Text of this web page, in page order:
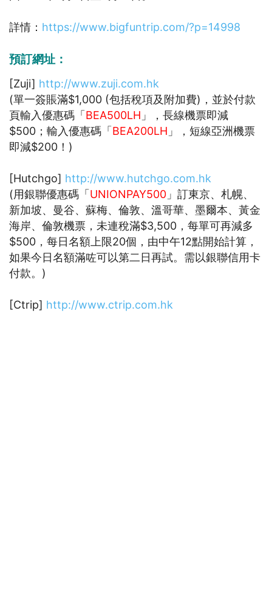
詳情： https://www.bigfuntrip.com/?p=14998
預訂網址：
[Zuji] http://www.zuji.com.hk
(單一簽賬滿$1,000 (包括稅項及附加費)，並於付款
頁輸入優惠碼「 BEA500LH 」，長線機票即減
$500；輸入優惠碼「 BEA200LH 」，短線亞洲機票
即減$200！)
[Hutchgo] http://www.hutchgo.com.hk
(用銀聯優惠碼「 UNIONPAY500 」訂東京、札幌、
新加坡、曼谷、蘇梅、倫敦、溫哥華、墨爾本、黃金
海岸、倫敦機票，未連稅滿$3,500，每單可再減多
$500，每日名額上限20個，由中午12點開始計算，
如果今日名額滿咗可以第二日再試。需以銀聯信用卡
付款。)
[Ctrip] http://www.ctrip.com.hk